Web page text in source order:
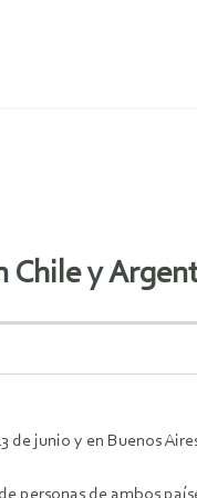
Chile y
de junio y en Buenos